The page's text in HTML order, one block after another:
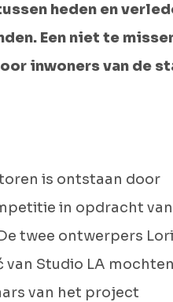
heden en
Een niet te
inwoners van de
is ontstaan door
in opdracht van
twee ontwerpers
van Studio LA
van het project